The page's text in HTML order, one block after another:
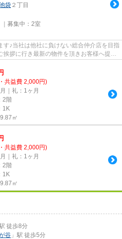
袋 ２丁目
募集中： 2室
す♪当社は他社に負けない総合仲介店を目指
挨拶に行き最新の物件を頂きお客様へ提供
共益費 2,000円)
｜礼：1ヶ月
2階
1K
㎡
共益費 2,000円)
｜礼：1ヶ月
2階
1K
㎡
徒歩8分
谷 」駅 徒歩5分